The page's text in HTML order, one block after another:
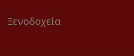
Ξενοδοχεία